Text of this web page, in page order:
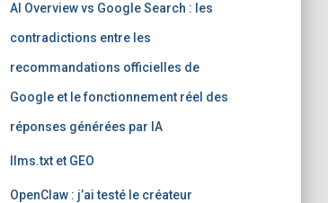
AI Overview vs Google Search : les
contradictions entre les
recommandations officielles de
Google et le fonctionnement réel des
réponses générées par IA
llms.txt et GEO
OpenClaw : j’ai testé le créateur